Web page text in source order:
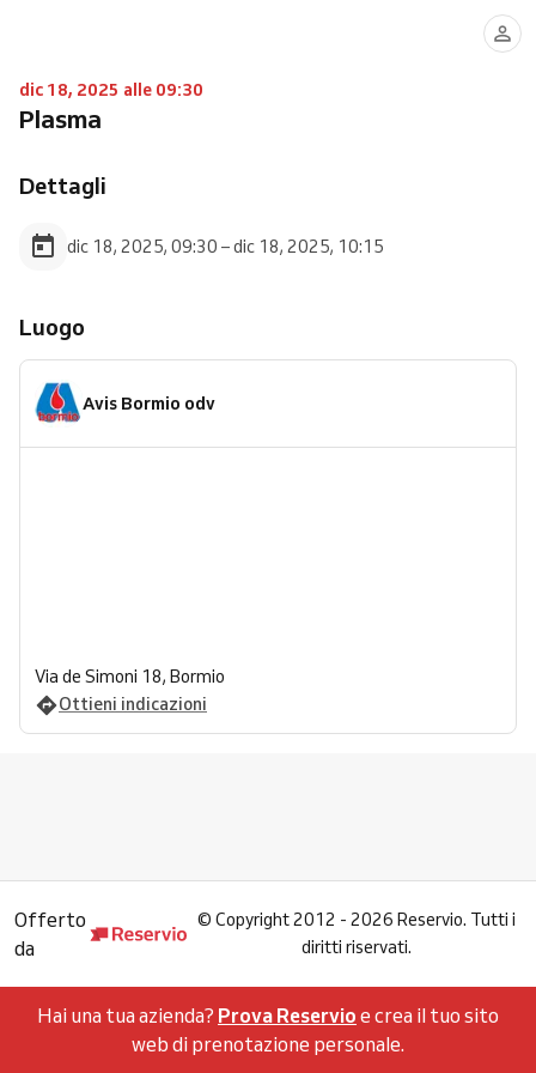
dic 18, 2025 alle 09:30
Plasma
Dettagli
dic 18, 2025, 09:30 – dic 18, 2025, 10:15
Luogo
Avis Bormio odv
Via de Simoni 18, Bormio
Ottieni indicazioni
Offerto
da
© Copyright 2012 - 2026 Reservio. Tutti i
diritti riservati.
Hai una tua azienda? Prova Reservio e crea il tuo sito
web di prenotazione personale.